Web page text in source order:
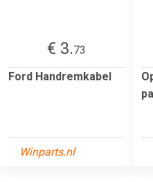
€ 3.73
Ford Handremkabel
Winparts.nl